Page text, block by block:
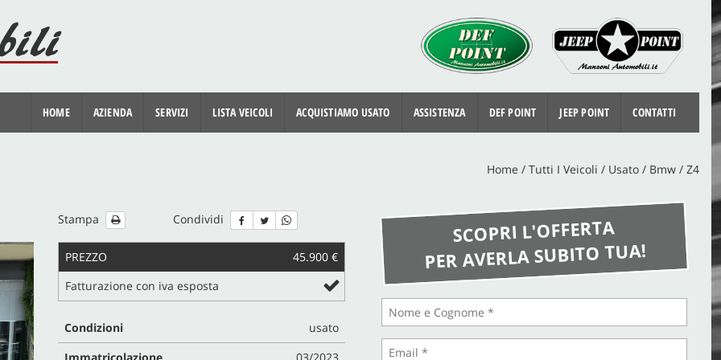
HOME AZIENDA SERVIZI LISTA VEICOLI ACQUISTIAMO USATO ASSISTENZA DEF POINT JEEP POINT CONTATTI
Home / Tutti I Veicoli / Usato / Bmw / Z4
Stampa Condividi
PREZZO
45.900 €
Fatturazione con iva esposta
Condizioni
usato
SCOPRI L'OFFERTA
PER AVERLA SUBITO TUA!